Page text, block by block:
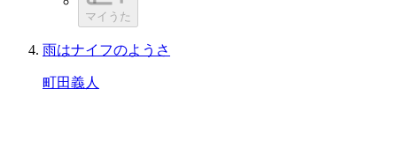
マイうた
雨はナイフのようさ
町田義人